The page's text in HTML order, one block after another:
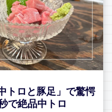
トロと豚足」で驚愕
で絶品中トロ